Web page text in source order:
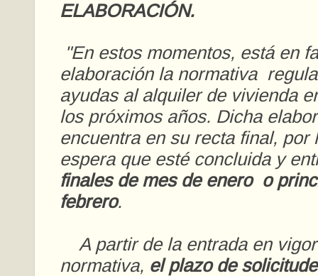
ELABORACIÓN.
"En estos momentos, está en
elaboración la normativa
ayudas al alquiler de vivienda
los próximos años. Dicha
encuentra en su recta final, por
espera que esté concluida y
finales de mes de enero o
febrero.
A partir de la entrada en
normativa, el plazo de